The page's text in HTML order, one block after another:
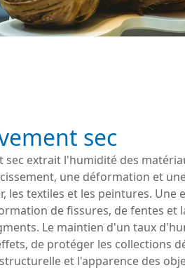
sec
sec extrait l'humidité des
une déformation et
les textiles et les peintures. Une
de fissures, de fentes et
Le maintien d'un taux
de protéger les collections
et l'apparence des